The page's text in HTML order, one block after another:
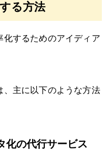
る方法
するためのアイディア
、主に以下のような方法
化の代行サービス